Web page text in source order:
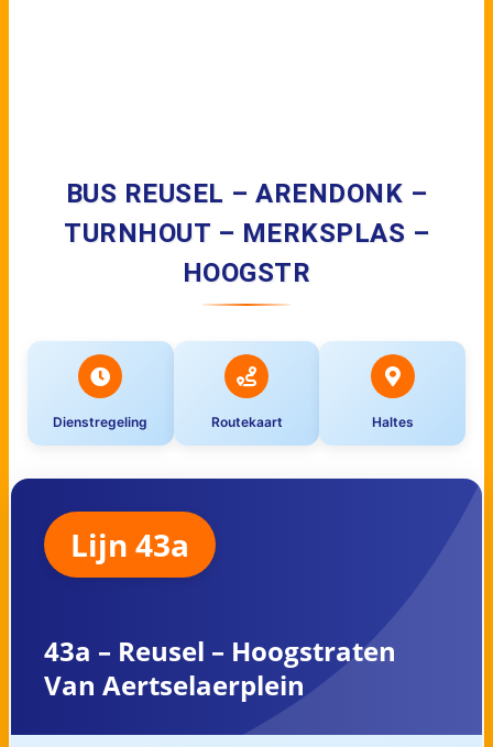
BUS REUSEL – ARENDONK –
TURNHOUT – MERKSPLAS –
HOOGSTR
Dienstregeling Routekaart Haltes
Lijn 43a
43a – Reusel – Hoogstraten
Van Aertselaerplein